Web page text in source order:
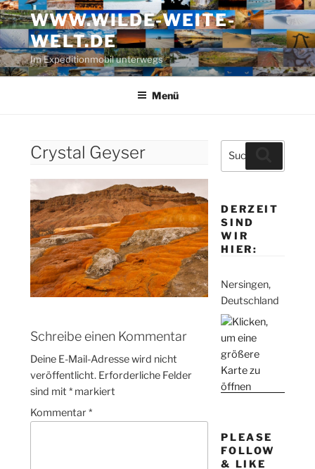
Zum
Inhalt
springen
WWW.WILDE-WEITE-
WELT.DE
Im Expeditionmobil unterwegs
Menü
Crystal Geyser
Schreibe einen Kommentar
Deine E-Mail-Adresse wird nicht
veröffentlicht. Erforderliche Felder
sind mit* markiert
Kommentar*
Suche
nach:
DERZEIT
SIND
WIR
HIER:
Nersingen,
Deutschland
PLEASE
FOLLOW
& LIKE